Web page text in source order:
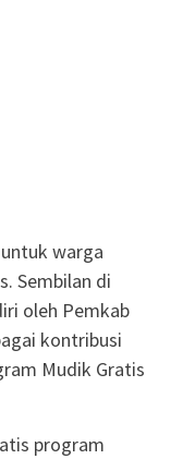
warga
Sembilan di
oleh Pemkab
kontribusi
Mudik Gratis
program